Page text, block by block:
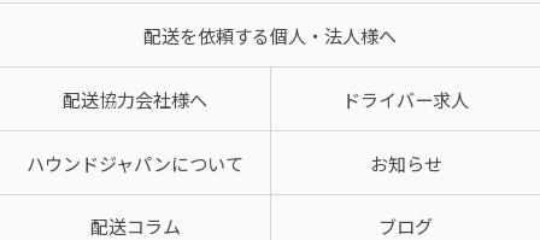
配送を依頼する個人・法人様へ
配送協力会社様へ ドライバー求人
ハウンドジャパンについて お知らせ
配送コラム ブログ